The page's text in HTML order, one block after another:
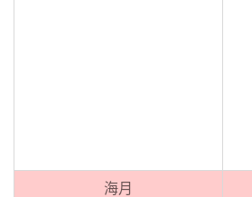
海月